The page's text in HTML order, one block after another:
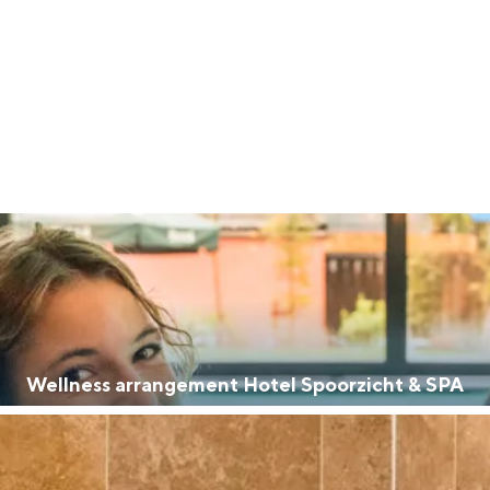
Top 10
dicht bij elkaar. De levendigheid van de stad, de stilte van een
Wellness arrangement Hotel Spoorzicht & SPA